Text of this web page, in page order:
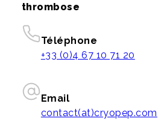
thrombose
Téléphone
+33 (0)4 67 10 71 20
Email
contact(at)cryopep.com